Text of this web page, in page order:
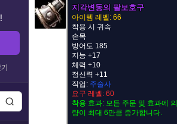
지각변동의 팔보호구
아이템 레벨: 66
착용 시 귀속
손목
방어도 185
지능 +17
체력 +10
정신력 +11
직업: 주술사
요구 레벨: 60
착용 효과: 모든 주문 및 효과에
량이 최대 6만큼 증가합니다.